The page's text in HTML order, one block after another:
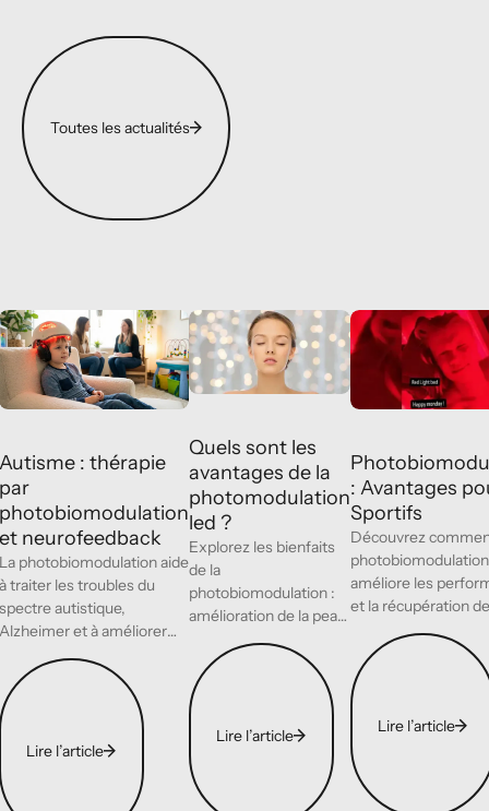
Toutes les actualités
Toutes les actualités
: thérapie par photobiomodulation et neurofeedback
Photobiomodulation
: thérapie
neurofeedback
photobiomodulation aide
traiter les troubles du
autistique,
et à améliorer
fonctions cérébrales
à une thérapie laser
l’article
Lire l’article
Quels sont les avantages de la
Quels sont les
avantages de la
photomodulation
led ?
Explorez les bienfaits
de la
photobiomodulation :
amélioration de la peau,
performance sportive,
et récupération.
Découvrez une
méthode douce et
efficace.
Lire l’article
Lire l’article
: Avantages
Sportifs
Découvrez
photobiomodulation
améliore les
et la récupération
athlètes avec des
scientifiques issues
métaanalyses
Lire l’article
Lire l’article